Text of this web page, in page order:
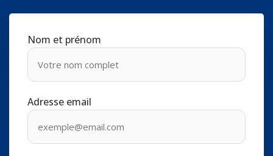
Nom et prénom
Adresse email